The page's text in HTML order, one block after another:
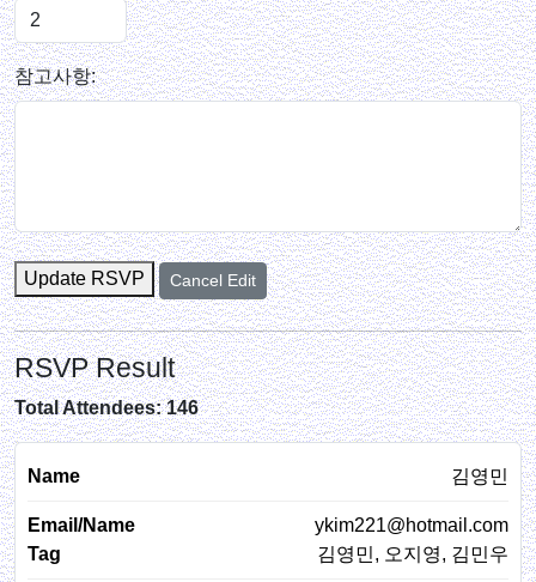
참고사항:
Update RSVP Cancel Edit
RSVP Result
Total Attendees: 146
김영민
ykim221@hotmail.com
김영민, 오지영, 김민우